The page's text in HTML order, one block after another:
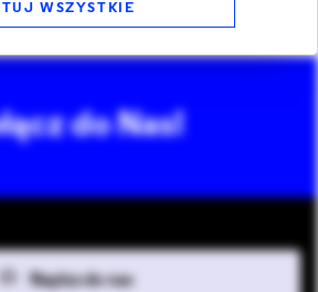
do Nas!
Napisz do nas
WSZYSTKIE